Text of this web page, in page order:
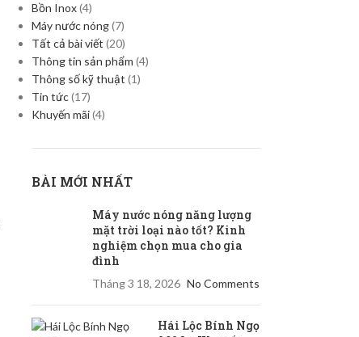
Bồn Inox(4)
Máy nước nóng(7)
Tất cả bài viết (20)
Thông tin sản phẩm (4)
Thông số kỹ thuật (1)
Tin tức(17)
Khuyến mãi(4)
BÀI MỚI NHẤT
Máy nước nóng năng lượng
mặt trời loại nào tốt? Kinh
nghiệm chọn mua cho gia
đình
Tháng 3 18, 2026 No Comments
Hái Lộc Bính Ngọ